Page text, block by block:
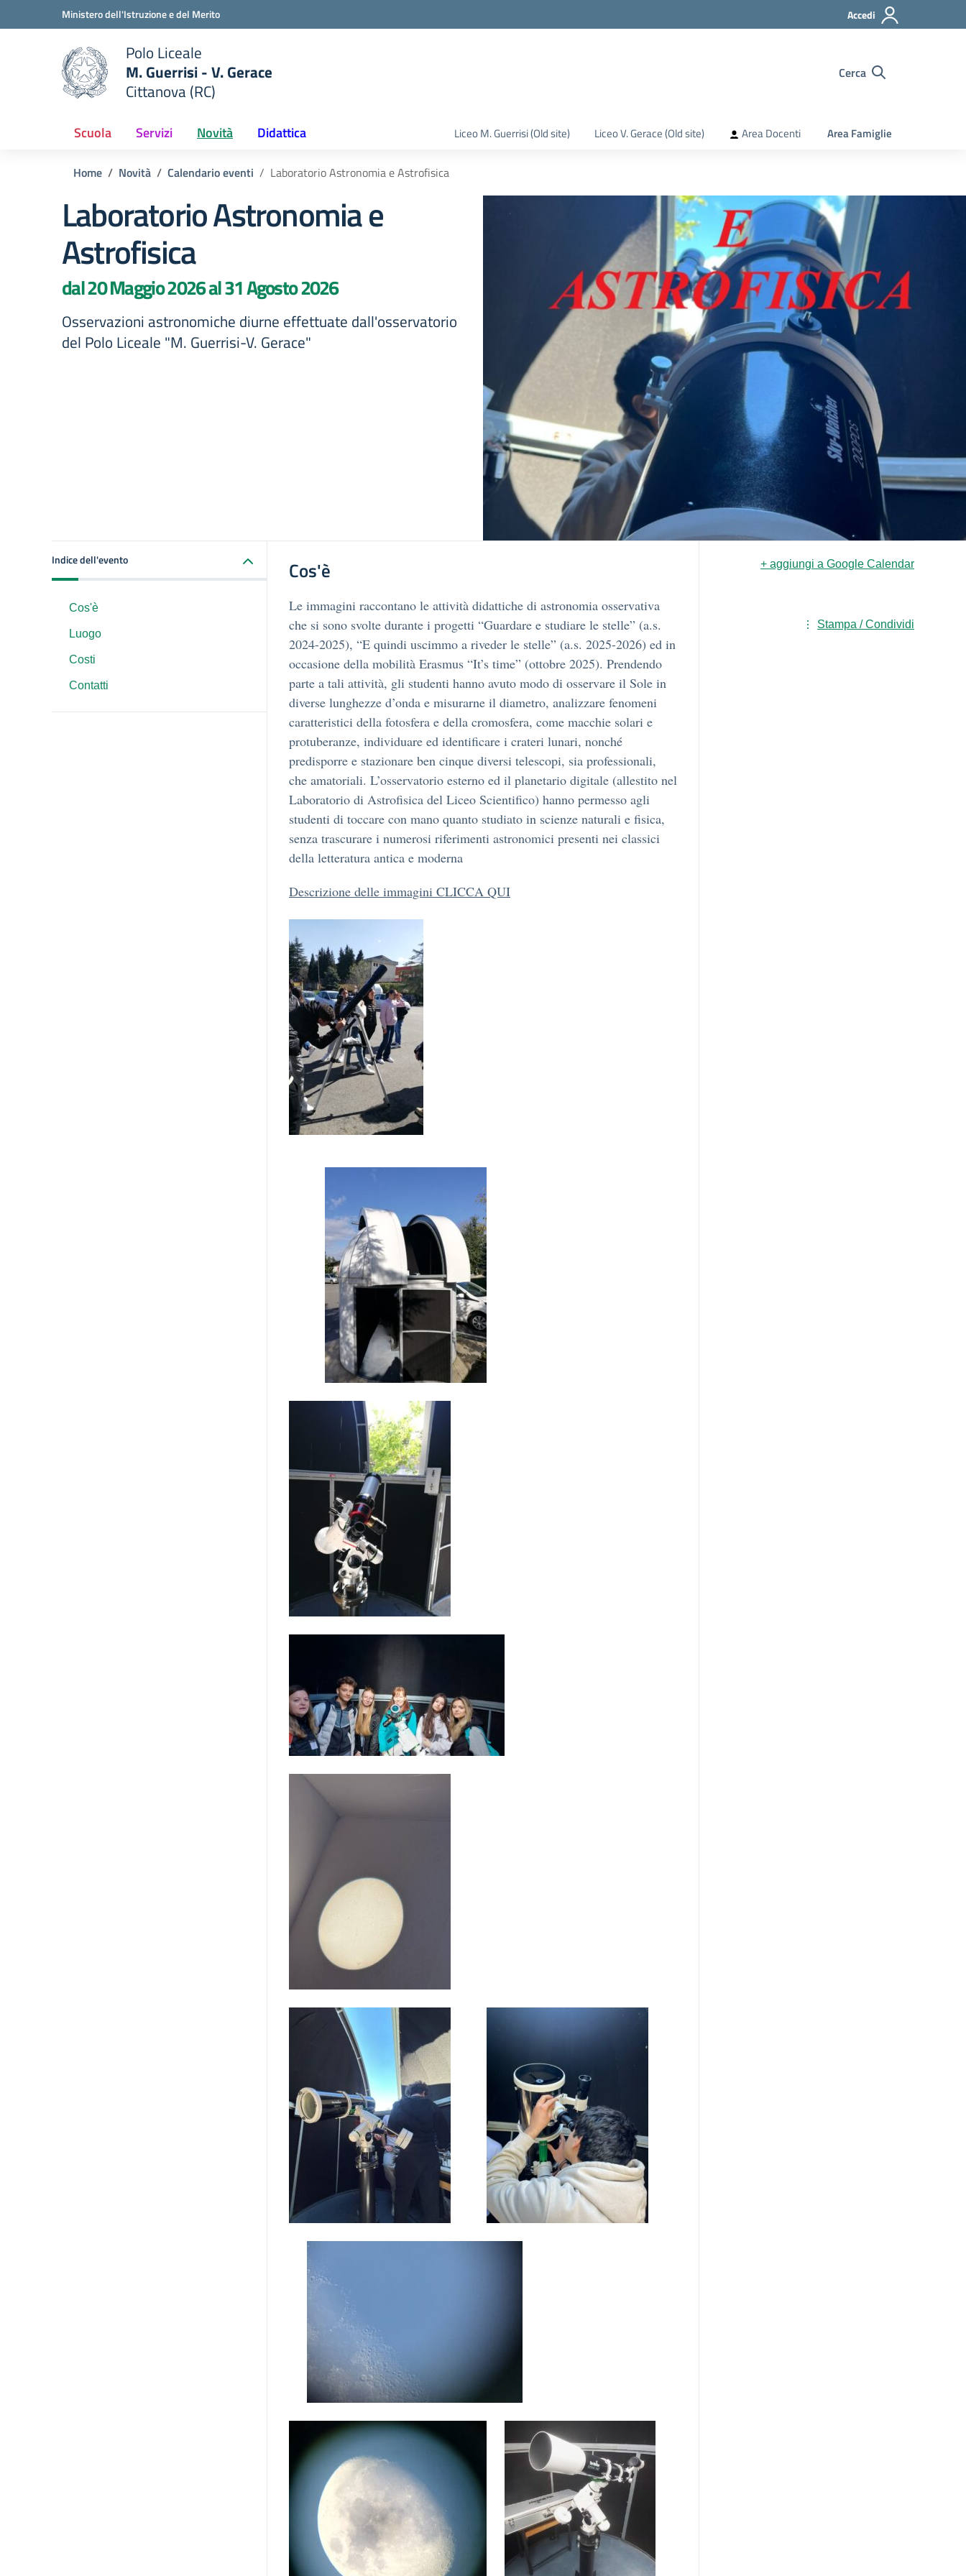
Ministero dell'Istruzione e del Merito Accedi
scuola
Polo Liceale
M. Guerrisi - V. Gerace
Cittanova (RC)
Cerca
Scuola Servizi Novità Didattica Liceo M. Guerrisi (Old site) Liceo V. Gerace (Old site) Area Docenti Area Famiglie
Home Novità Calendario eventi Laboratorio Astronomia e Astrofisica
Laboratorio Astronomia e
Astrofisica
dal 20 Maggio 2026 al 31 Agosto 2026
Osservazioni astronomiche diurne effettuate dall'osservatorio
del Polo Liceale "M. Guerrisi-V. Gerace"
Indice dell'evento
Cos'è
Luogo
Costi
Contatti
Cos'è
Le immagini raccontano le attività didattiche di astronomia osservativa
che si sono svolte durante i progetti “Guardare e studiare le stelle” (a.s.
2024-2025), “E quindi uscimmo a riveder le stelle” (a.s. 2025-2026) ed in
occasione della mobilità Erasmus “It’s time” (ottobre 2025). Prendendo
parte a tali attività, gli studenti hanno avuto modo di osservare il Sole in
diverse lunghezze d’onda e misurarne il diametro, analizzare fenomeni
caratteristici della fotosfera e della cromosfera, come macchie solari e
protuberanze, individuare ed identificare i crateri lunari, nonché
predisporre e stazionare ben cinque diversi telescopi, sia professionali,
che amatoriali. L’osservatorio esterno ed il planetario digitale (allestito nel
Laboratorio di Astrofisica del Liceo Scientifico) hanno permesso agli
studenti di toccare con mano quanto studiato in scienze naturali e fisica,
senza trascurare i numerosi riferimenti astronomici presenti nei classici
della letteratura antica e moderna
Descrizione delle immagini CLICCA QUI
+ aggiungi a Google Calendar
Stampa / Condividi